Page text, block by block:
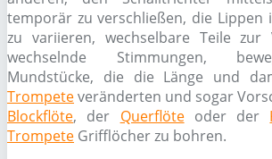
temporär zu verschließen, die Lippen
zu variieren, wechselbare Teile zur
wechselnde Stimmungen,
Mundstücke, die die Länge und
Trompeteveränderten und sogar
Blockflöte, der Querflöteoder der
Trompete Grifflöcher zu bohren.